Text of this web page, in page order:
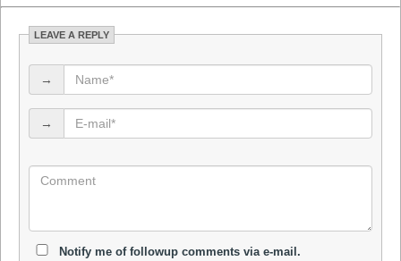
LEAVE A REPLY
→
→
Notify me of followup comments via e-mail.